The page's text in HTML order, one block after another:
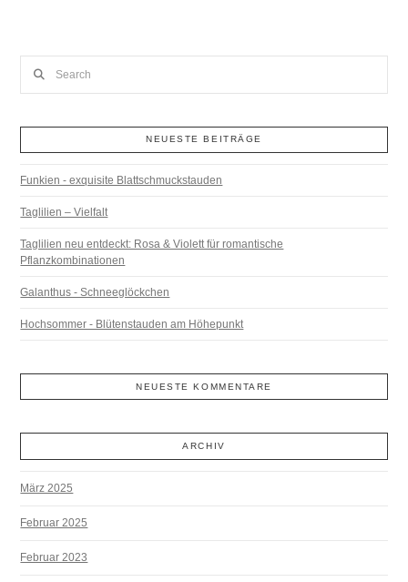
NEUESTE BEITRÄGE
Funkien - exquisite Blattschmuckstauden
Taglilien – Vielfalt
Taglilien neu entdeckt: Rosa & Violett für romantische
Pflanzkombinationen
Galanthus - Schneeglöckchen
Hochsommer - Blütenstauden am Höhepunkt
NEUESTE KOMMENTARE
ARCHIV
März 2025
Februar 2025
Februar 2023